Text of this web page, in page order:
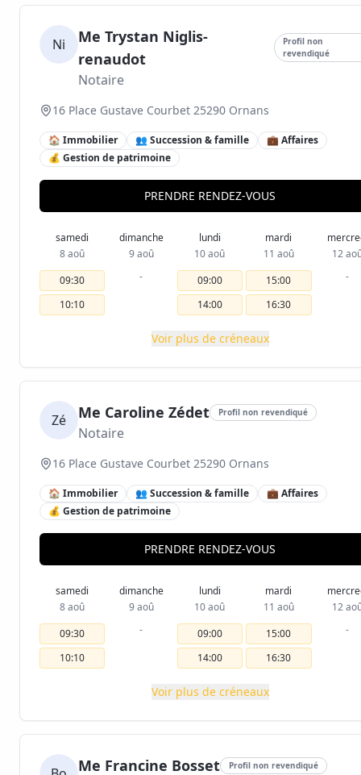
Ni
Me Trystan Niglis-
renaudot
Profil non
revendiqué
Notaire
16 Place Gustave Courbet 25290 Ornans
🏠 Immobilier 👥 Succession & famille
💼 Affaires
💰 Gestion de patrimoine
PRENDRE RENDEZ-VOUS
samedi
8 aoû
09:30
10:10
dimanche
9 aoû
-
lundi
10 aoû
09:00
14:00
mardi
11 aoû
15:00
16:30
12
-
Voir plus de créneaux
Zé Me Caroline Zédet Profil non revendiqué
Notaire
16 Place Gustave Courbet 25290 Ornans
🏠 Immobilier 👥 Succession & famille
💼 Affaires
💰 Gestion de patrimoine
PRENDRE RENDEZ-VOUS
samedi
8 aoû
09:30
10:10
dimanche
9 aoû
-
lundi
10 aoû
09:00
14:00
mardi
11 aoû
15:00
16:30
12
-
Voir plus de créneaux
Me Francine Bosset Profil non revendiqué